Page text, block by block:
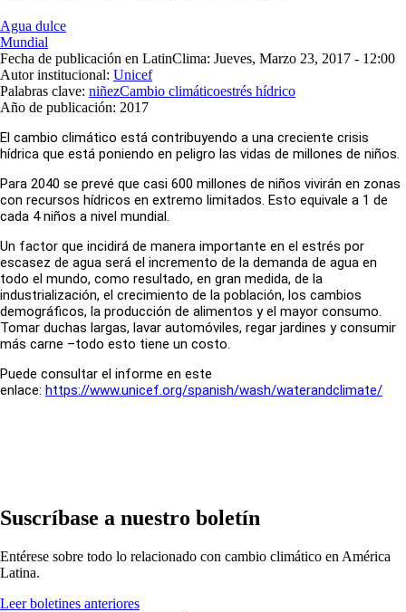
Agua dulce
Mundial
Fecha de publicación en LatinClima: Jueves, Marzo 23, 2017 - 12:00
Autor institucional: Unicef
Palabras clave: niñezCambio climáticoestrés hídrico
Año de publicación: 2017
El cambio climático está contribuyendo a una creciente crisis
hídrica que está poniendo en peligro las vidas de millones de niños.
Para 2040 se prevé que casi 600 millones de niños vivirán en zonas
con recursos hídricos en extremo limitados. Esto equivale a 1 de
cada 4 niños a nivel mundial.
Un factor que incidirá de manera importante en el estrés por
escasez de agua será el incremento de la demanda de agua en
todo el mundo, como resultado, en gran medida, de la
industrialización, el crecimiento de la población, los cambios
demográficos, la producción de alimentos y el mayor consumo.
Tomar duchas largas, lavar automóviles, regar jardines y consumir
más carne –todo esto tiene un costo.
Puede consultar el informe en este
enlace: https://www.unicef.org/spanish/wash/waterandclimate/
Suscríbase a nuestro boletín
Entérese sobre todo lo relacionado con cambio climático en América
Latina.
Leer boletines anteriores